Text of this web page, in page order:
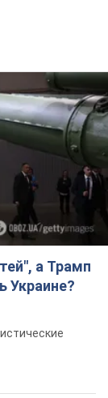
а Трамп
Украине?